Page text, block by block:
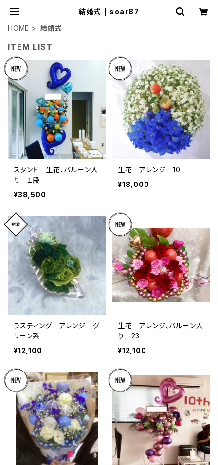
結婚式 | soar87
HOME
結婚式
ITEM LIST
スタンド 生花、バルーン入
り １段
¥38,500
生花 アレンジ 10
¥18,000
ラスティング アレンジ グ
リーン系
¥12,100
生花 アレンジ、バルーン入
り 23
¥12,100